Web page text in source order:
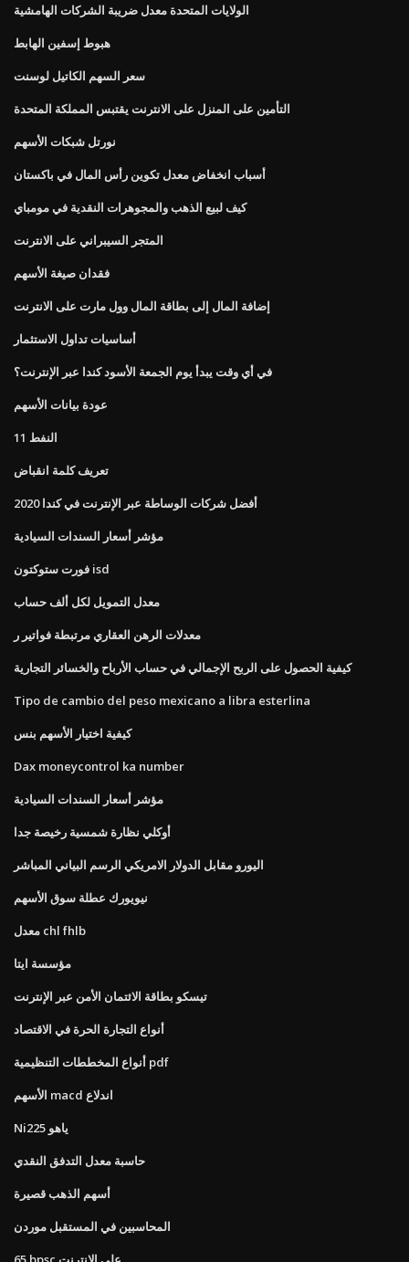
الولايات المتحدة معدل ضريبة الشركات الهامشية
هبوط إسفين الهابط
سعر السهم الكاتيل لوسنت
التأمين على المنزل على الانترنت يقتبس المملكة المتحدة
نورتل شبكات الأسهم
أسباب انخفاض معدل تكوين رأس المال في باكستان
كيف لبيع الذهب والمجوهرات النقدية في مومباي
المتجر السيبراني على الانترنت
فقدان صيغة الأسهم
إضافة المال إلى بطاقة المال وول مارت على الانترنت
أساسيات تداول الاستثمار
في أي وقت يبدأ يوم الجمعة الأسود كندا عبر الإنترنت؟
عودة بيانات الأسهم
النفط 11
تعريف كلمة انقباض
أفضل شركات الوساطة عبر الإنترنت في كندا 2020
مؤشر أسعار السندات السيادية
فورت ستوكتون isd
معدل التمويل لكل ألف حساب
معدلات الرهن العقاري مرتبطة فواتير ر
كيفية الحصول على الربح الإجمالي في حساب الأرباح والخسائر التجارية
Tipo de cambio del peso mexicano a libra esterlina
كيفية اختيار الأسهم بنس
Dax moneycontrol ka number
مؤشر أسعار السندات السيادية
أوكلي نظارة شمسية رخيصة جدا
اليورو مقابل الدولار الامريكي الرسم البياني المباشر
نيويورك عطلة سوق الأسهم
معدل chl fhlb
مؤسسة ايتا
تيسكو بطاقة الائتمان الأمن عبر الإنترنت
أنواع التجارة الحرة في الاقتصاد
أنواع المخططات التنظيمية pdf
الأسهم macd اندلاع
Ni225 ياهو
حاسبة معدل التدفق النقدي
أسهم الذهب قصيرة
المحاسبين في المستقبل موردن